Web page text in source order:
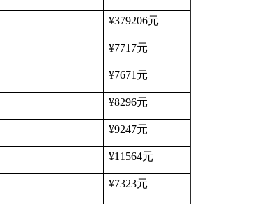
¥379206元
¥7717元
¥7671 元
¥8296元
¥9247元
¥11564元
¥7323元